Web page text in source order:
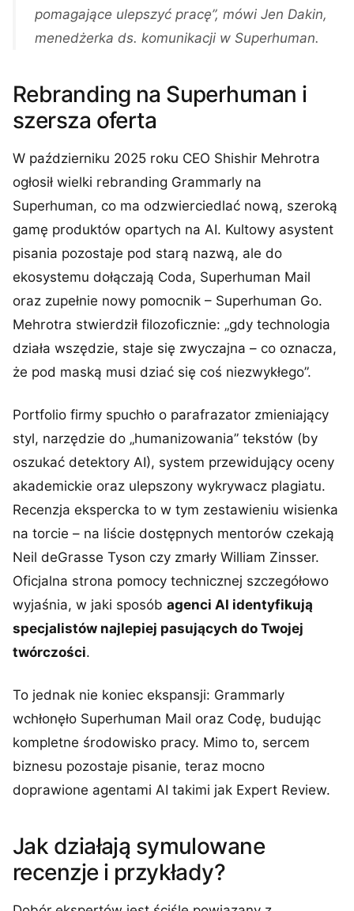
pomagające ulepszyć pracę”, mówi Jen Dakin,
menedżerka ds. komunikacji w Superhuman.
Rebranding na Superhuman i
szersza oferta
W październiku 2025 roku CEO Shishir Mehrotra
ogłosił wielki rebranding Grammarly na
Superhuman, co ma odzwierciedlać nową, szeroką
gamę produktów opartych na AI. Kultowy asystent
pisania pozostaje pod starą nazwą, ale do
ekosystemu dołączają Coda, Superhuman Mail
oraz zupełnie nowy pomocnik – Superhuman Go.
Mehrotra stwierdził filozoficznie: „gdy technologia
działa wszędzie, staje się zwyczajna – co oznacza,
że pod maską musi dziać się coś niezwykłego”.
Portfolio firmy spuchło o parafrazator zmieniający
styl, narzędzie do „humanizowania” tekstów (by
oszukać detektory AI), system przewidujący oceny
akademickie oraz ulepszony wykrywacz plagiatu.
Recenzja ekspercka to w tym zestawieniu wisienka
na torcie – na liście dostępnych mentorów czekają
Neil deGrasse Tyson czy zmarły William Zinsser.
Oficjalna strona pomocy technicznej szczegółowo
wyjaśnia, w jaki sposób agenci AI identyfikują
specjalistów najlepiej pasujących do Twojej
twórczości.
To jednak nie koniec ekspansji: Grammarly
wchłonęło Superhuman Mail oraz Codę, budując
kompletne środowisko pracy. Mimo to, sercem
biznesu pozostaje pisanie, teraz mocno
doprawione agentami AI takimi jak Expert Review.
Jak działają symulowane
recenzje i przykłady?